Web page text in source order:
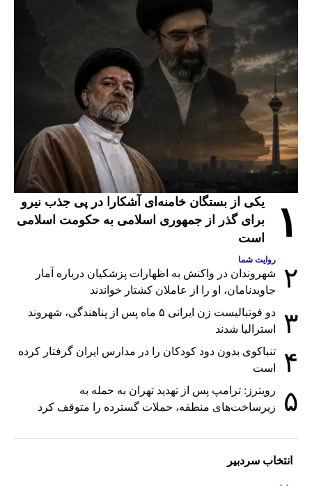
۱
یکی از بستگان خامنه‌ای آشکارا در پی جذب نیرو
برای گذر از جمهوری اسلامی به حکومت اسلامی
است
۲
روایت شما
شهروندان در واکنش به اظهارات پزشکیان درباره آمار
جاویدنامان، او را از عاملان کشتار خواندند
۳
دو فوتبالیست زن ایرانی ۵ ماه پس از پناهندگی، شهروند
استرالیا شدند
۴
تنباکوی بدون دود کودکان را در مدارس ایران گرفتار کرده
است
۵
رویترز: ترامپ پس از تهدید تهران به حمله به
زیرساخت‌های منطقه، حملات گسترده را متوقف کرد
انتخاب سردبیر